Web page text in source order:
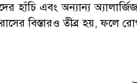
হাঁচি এবং অন্যান্য
বিস্তারও তীব্র হয়, ফলে